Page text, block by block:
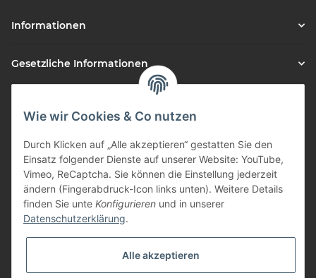
Informationen
Gesetzliche Informationen
Täglicher Versand
viele Zahlungsarten
Günstige Versandkosten
Zahlungsarten
Wie wir Cookies & Co nutzen
Durch Klicken auf „Alle akzeptieren“ gestatten Sie den
Einsatz folgender Dienste auf unserer Website: YouTube,
Vimeo, ReCaptcha. Sie können die Einstellung jederzeit
ändern (Fingerabdruck-Icon links unten). Weitere Details
finden Sie unte Konfigurieren und in unserer
Datenschutzerklärung.
Alle akzeptieren